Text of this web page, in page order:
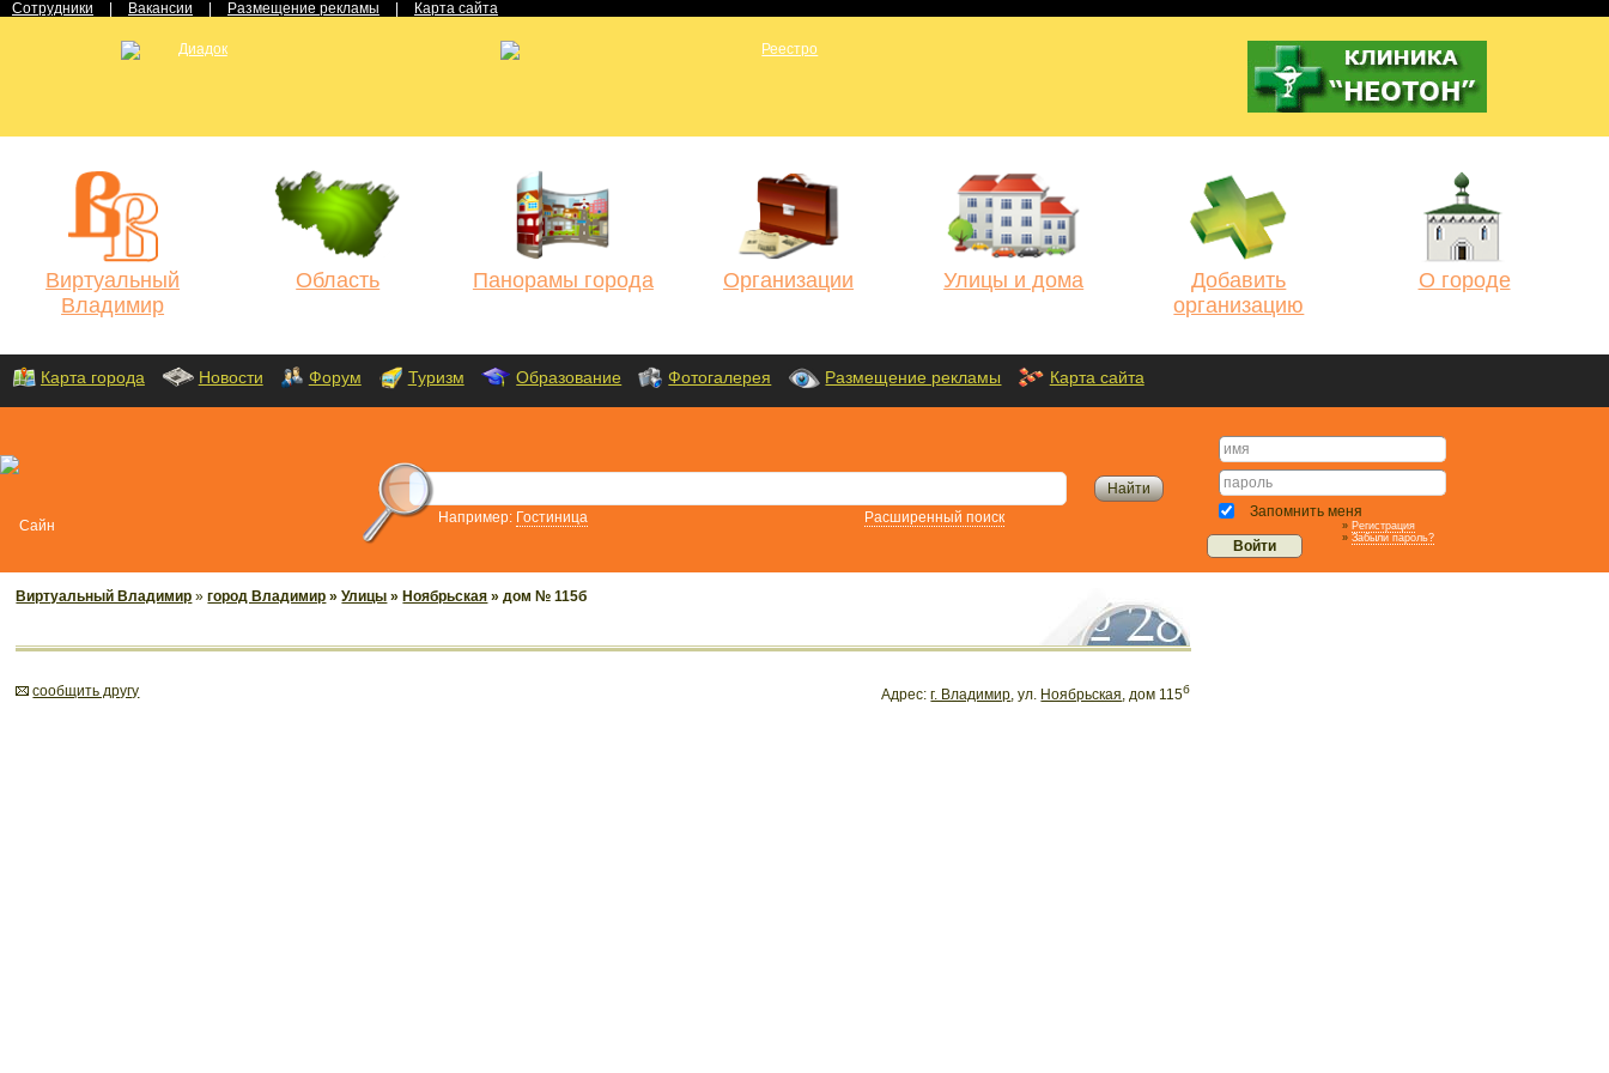
Сотрудники Вакансии Размещение рекламы Карта сайта
Виртуальный
Владимир
Область Панорамы города Организации Улицы и дома
Добавить
организацию
О городе
Карта города Новости Форум Туризм Образование Фотогалерея Размещение рекламы Карта сайта
Например: Гостиница Расширенный поиск Запомнить меня
» Регистрация
» Забыли пароль?
Виртуальный Владимир »город Владимир »Улицы » Ноябрьская » дом № 115б
cообщить другу Адрес:г. Владимир, ул. Ноябрьская, дом 115б